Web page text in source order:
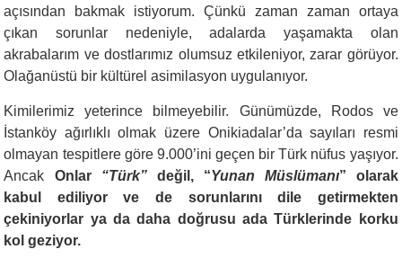
açısından bakmak istiyorum. Çünkü zaman zaman ortaya
çıkan sorunlar nedeniyle, adalarda yaşamakta olan
akrabalarım ve dostlarımız olumsuz etkileniyor, zarar görüyor.
Olağanüstü bir kültürel asimilasyon uygulanıyor.
Kimilerimiz yeterince bilmeyebilir. Günümüzde, Rodos ve
İstanköy ağırlıklı olmak üzere Onikiadalar’da sayıları resmi
olmayan tespitlere göre 9.000’ini geçen bir Türk nüfus yaşıyor.
Ancak Onlar “Türk” değil, “Yunan Müslümanı” olarak
kabul ediliyor ve de sorunlarını dile getirmekten
çekiniyorlar ya da daha doğrusu ada Türklerinde korku
kol geziyor.